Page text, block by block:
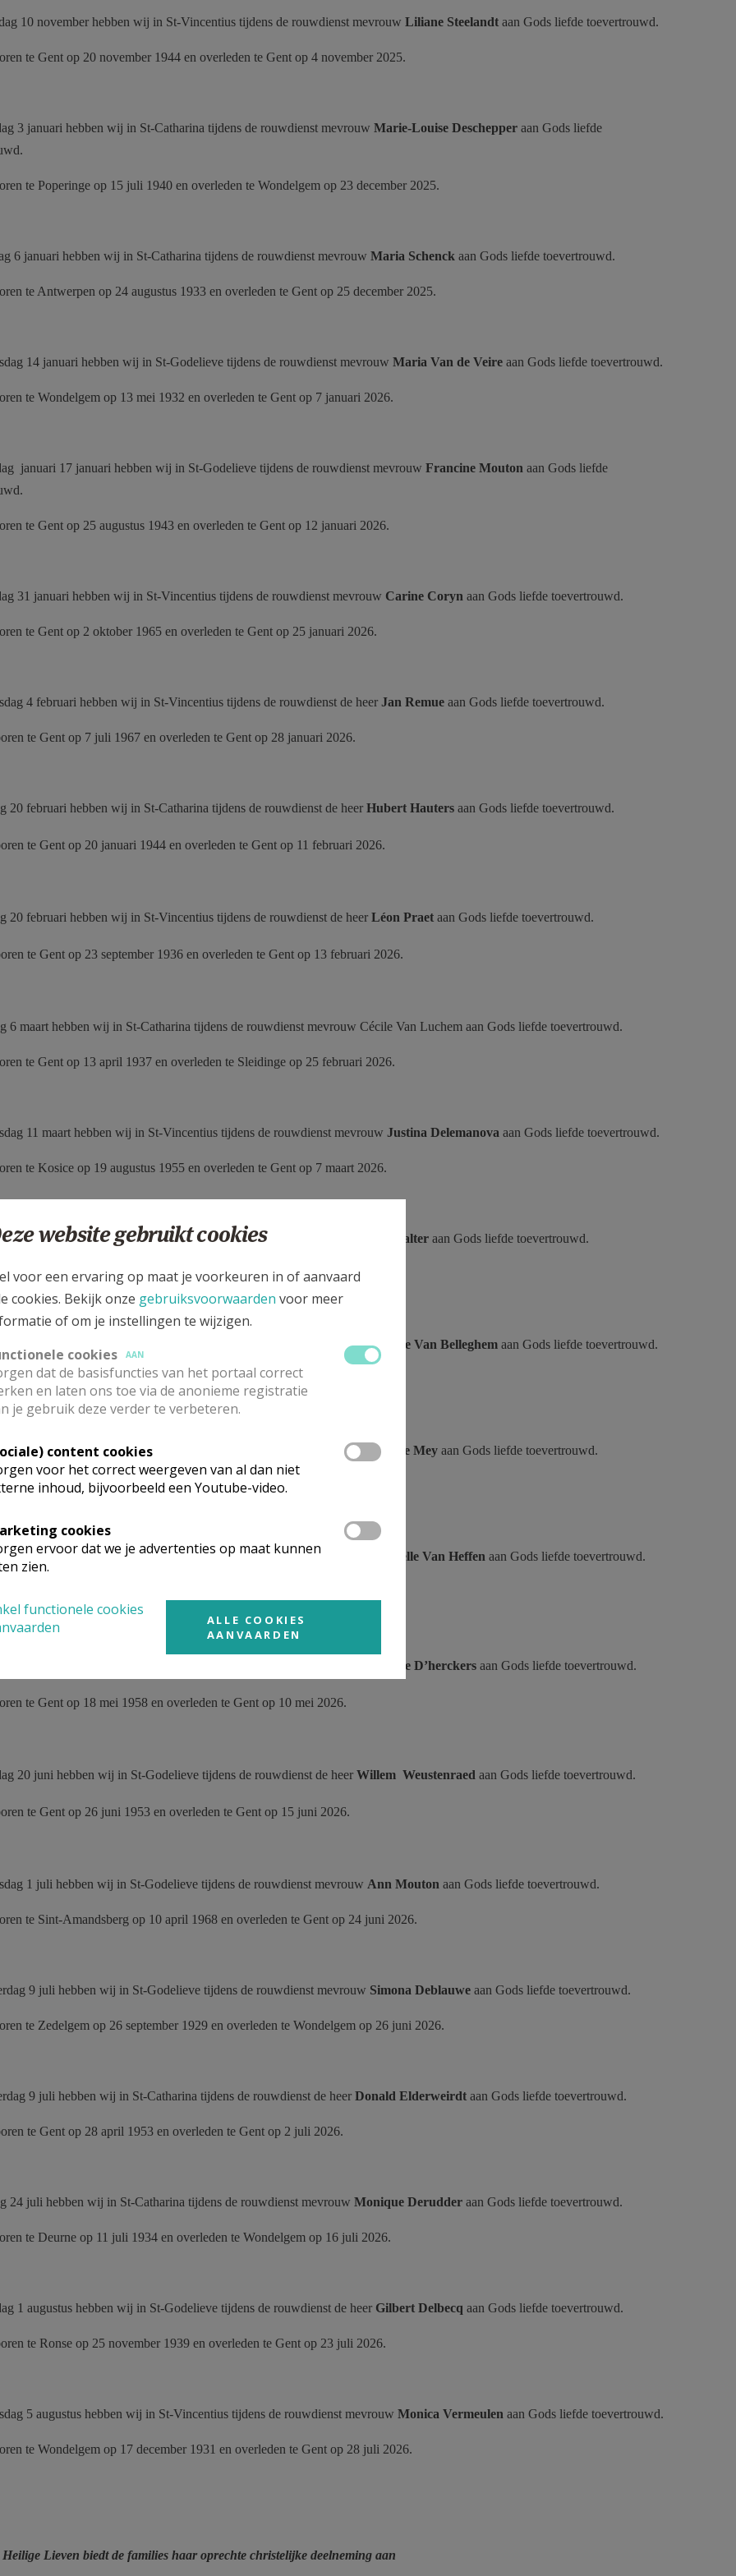
10 november hebben wij in St-Vincentius tijdens de rouwdienst mevrouwLiliane Steelandtaan Gods liefde toevertrouwd.
te Gent op 20 november 1944 en overleden te Gent op 4 november 2025.
3 januari hebben wij in St-Catharina tijdens de rouwdienst mevrouwMarie-Louise Deschepperaan Gods liefde
te Poperinge op 15 juli 1940 en overleden te Wondelgem op 23 december 2025.
6 januari hebben wij in St-Catharina tijdens de rouwdienst mevrouwMaria Schenckaan Gods liefde toevertrouwd.
te Antwerpen op 24 augustus 1933 en overleden te Gent op 25 december 2025.
14 januari hebben wij in St-Godelieve tijdens de rouwdienst mevrouwMaria Van de Veireaan Gods liefde toevertrouwd.
te Wondelgem op 13 mei 1932 en overleden te Gent op 7 januari 2026.
januari 17 januari hebben wij in St-Godelieve tijdens de rouwdienst mevrouwFrancine Moutonaan Gods liefde
te Gent op 25 augustus 1943 en overleden te Gent op 12 januari 2026.
31 januari hebben wij in St-Vincentius tijdens de rouwdienst mevrouw Carine Corynaan Gods liefde toevertrouwd.
te Gent op 2 oktober 1965 en overleden te Gent op 25 januari 2026.
4 februari hebben wij in St-Vincentius tijdens de rouwdienst de heerJan Remueaan Gods liefde toevertrouwd.
te Gent op 7 juli 1967 en overleden te Gent op 28 januari 2026.
20 februari hebben wij in St-Catharina tijdens de rouwdienst de heerHubert Hautersaan Gods liefde toevertrouwd.
te Gent op 20 januari 1944 en overleden te Gent op 11 februari 2026.
20 februari hebben wij in St-Vincentius tijdens de rouwdienst de heerLéon Praetaan Gods liefde toevertrouwd.
te Gent op 23 september 1936 en overleden te Gent op 13 februari 2026.
6 maart hebben wij in St-Catharina tijdens de rouwdienst mevrouw Cécile Van Luchem aan Gods liefde toevertrouwd.
te Gent op 13 april 1937 en overleden te Sleidinge op 25 februari 2026.
11 maart hebben wij in St-Vincentius tijdens de rouwdienst mevrouwJustina Delemanova aan Gods liefde toevertrouwd.
te Kosice op 19 augustus 1955 en overleden te Gent op 7 maart 2026.
14 april hebben wij in St-Catharina tijdens de rouwdienst de heer Georg Malter aan Gods liefde toevertrouwd.
te Karstadt (D) op 21 oktober 1933 en overleden te Gent op 6 april 2026.
17 april hebben wij in St-Catharina tijdens de rouwdienst mevrouwMonique Van Belleghem aan Gods liefde toevertrouwd.
te Brugge op 24 januari 1935 en overleden te Gent op 8 april 2026.
18 april hebben wij in St-Catharina tijdens de rouwdienst de heerGuido De Mey aan Gods liefde toevertrouwd.
te Gent op 15 september 1950 en overleden te Gent op 12 april 2026.
25 april hebben wij in St-Catharina tijdens de rouwdienst mevrouw Gabrielle Van Heffen aan Gods liefde toevertrouwd.
te Gentbrugge op 3 maart 1941 en overleden te Gent op 20 april 2026.
16 mei hebben wij in St-Vincentius tijdens de rouwdienst mevrouw Viviane D’herckersaan Gods liefde toevertrouwd.
te Gent op 18 mei 1958 en overleden te Gent op 10 mei 2026.
20 juni hebben wij in St-Godelieve tijdens de rouwdienst de heerWillem Weustenraedaan Gods liefde toevertrouwd.
te Gent op 26 juni 1953 en overleden te Gent op 15 juni 2026.
1 juli hebben wij in St-Godelieve tijdens de rouwdienst mevrouw Ann Moutonaan Gods liefde toevertrouwd.
te Sint-Amandsberg op 10 april 1968 en overleden te Gent op 24 juni 2026.
9 juli hebben wij in St-Godelieve tijdens de rouwdienst mevrouw Simona Deblauweaan Gods liefde toevertrouwd.
te Zedelgem op 26 september 1929 en overleden te Wondelgem op 26 juni 2026.
9 juli hebben wij in St-Catharina tijdens de rouwdienst de heerDonald Elderweirdtaan Gods liefde toevertrouwd.
te Gent op 28 april 1953 en overleden te Gent op 2 juli 2026.
24 juli hebben wij in St-Catharina tijdens de rouwdienst mevrouwMonique Derudderaan Gods liefde toevertrouwd.
te Deurne op 11 juli 1934 en overleden te Wondelgem op 16 juli 2026.
1 augustus hebben wij in St-Godelieve tijdens de rouwdienst de heer Gilbert Delbecqaan Gods liefde toevertrouwd.
te Ronse op 25 november 1939 en overleden te Gent op 23 juli 2026.
5 augustus hebben wij in St-Vincentius tijdens de rouwdienst mevrouwMonica Vermeulenaan Gods liefde toevertrouwd.
te Wondelgem op 17 december 1931 en overleden te Gent op 28 juli 2026.
Lieven biedt de families haar oprechte christelijke deelneming aan
website gebruikt cookies
voor een ervaring op maat je voorkeuren in of aanvaard
cookies. Bekijk onze gebruiksvoorwaarden voor meer
of om je instellingen te wijzigen.
cookies
AAN
dat de basisfuncties van het portaal correct
en laten ons toe via de anonieme registratie
je gebruik deze verder te verbeteren.
content cookies
voor het correct weergeven van al dan niet
inhoud, bijvoorbeeld een Youtube-video.
cookies
ervoor dat we je advertenties op maat kunnen
zien.
functionele cookies
ALLE COOKIES
AANVAARDEN